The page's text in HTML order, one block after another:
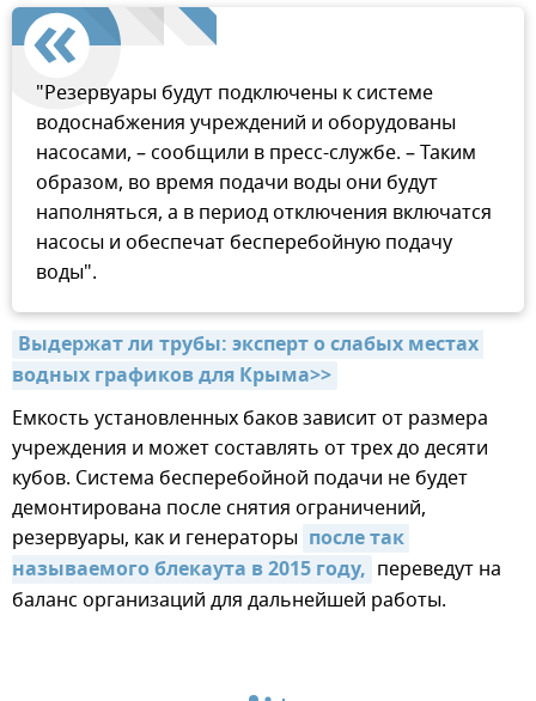
"Резервуары будут подключены к системе
водоснабжения учреждений и оборудованы
насосами, – сообщили в пресс-службе. – Таким
образом, во время подачи воды они будут
наполняться, а в период отключения включатся
насосы и обеспечат бесперебойную подачу
воды".
Выдержат ли трубы: эксперт о слабых местах
водных графиков для Крыма>>
Емкость установленных баков зависит от размера
учреждения и может составлять от трех до десяти
кубов. Система бесперебойной подачи не будет
демонтирована после снятия ограничений,
резервуары, как и генераторы после так
называемого блекаута в 2015 году, переведут на
баланс организаций для дальнейшей работы.